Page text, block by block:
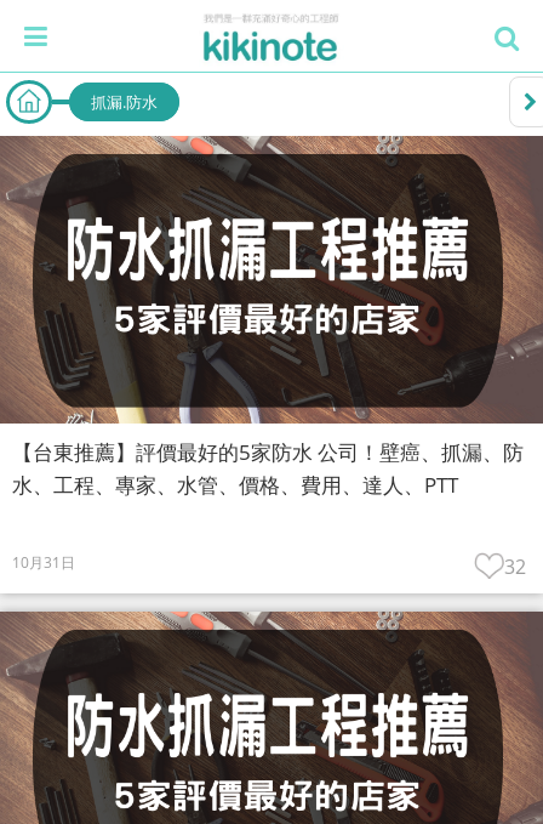
抓漏.防水
【台東推薦】評價最好的5家防水 公司！壁癌、抓漏、防
水、工程、專家、水管、價格、費用、達人、PTT
10月31日 32